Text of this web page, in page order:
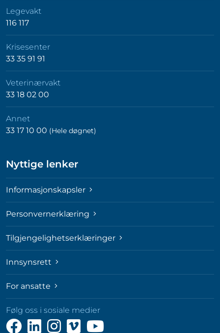
Legevakt
116 117
Krisesenter
33 35 91 91
Veterinærvakt
33 18 02 00
Annet
33 17 10 00 (Hele døgnet)
Nyttige lenker
Informasjonskapsler
Personvernerklæring
Tilgjengelighetserklæringer
Innsynsrett
For ansatte
Følg oss i sosiale medier
Følg
Følg
Følg Følg
Følg